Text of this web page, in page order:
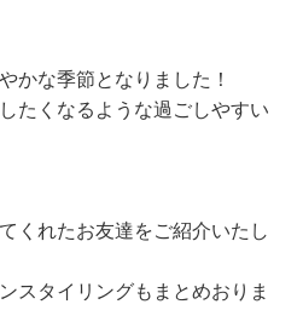
かな季節となりました！
たくなるような過ごしやすい
くれたお友達をご紹介いたし
スタイリングもまとめおりま